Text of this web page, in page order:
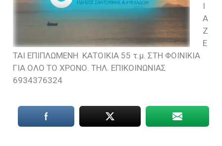
Ι
Α
Ζ
Ε
ΤΑΙ ΕΠΙΠΛΩΜΕΝΗ ΚΑΤΟΙΚΙΑ 55 τ.μ. ΣΤΗ ΦΟΙΝΙΚΙΑ
ΓΙΑ ΟΛΟ ΤΟ ΧΡΟΝΟ. ΤΗΛ. ΕΠΙΚΟΙΝΩΝΙΑΣ
6934376324